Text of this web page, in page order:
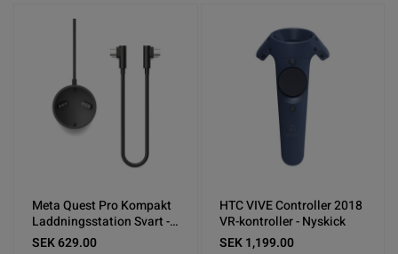
Meta Quest Pro Kompakt
Laddningsstation Svart -
Nyskick
SEK 629.00
HTC VIVE Controller 2018
VR-kontroller - Nyskick
SEK 1,199.00